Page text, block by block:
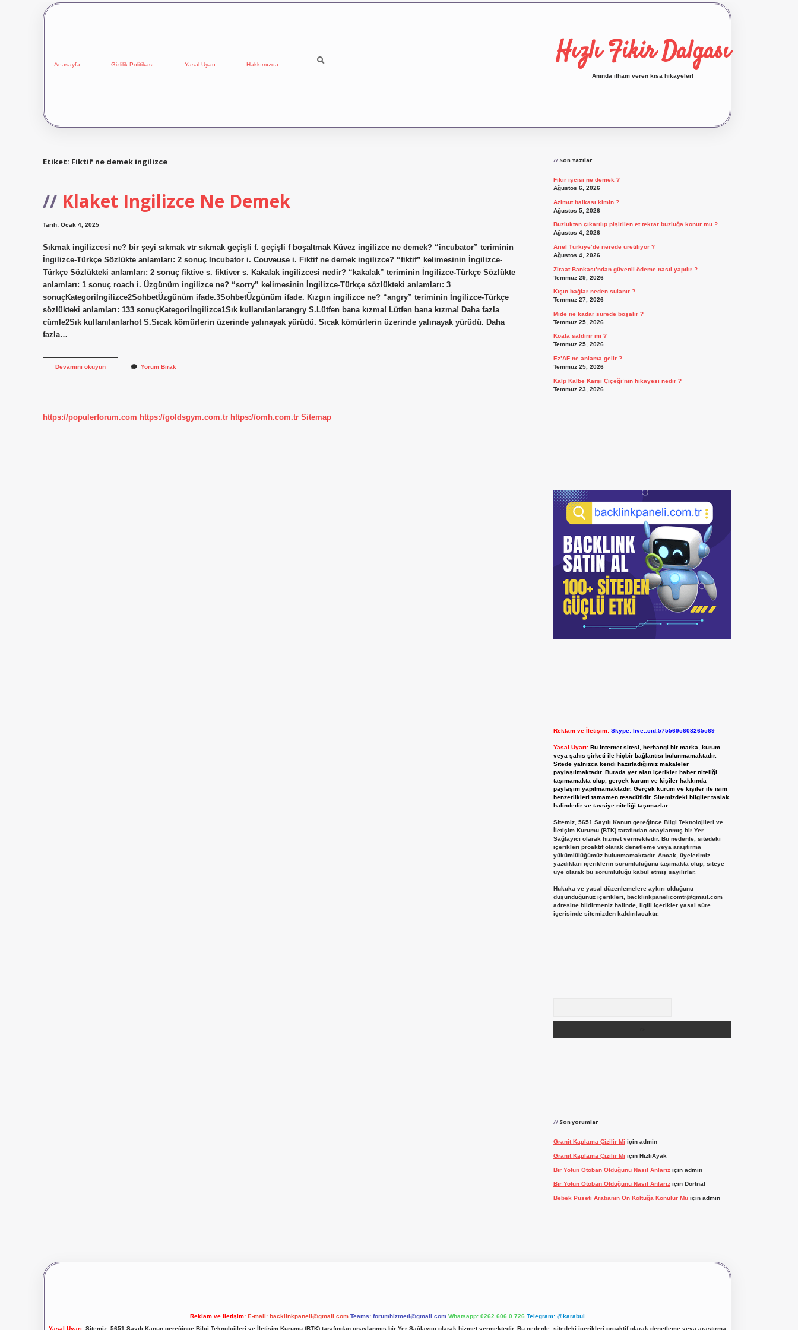
Anasayfa Gizlilik Politikası Yasal Uyarı Hakkımızda Hızlı Fikir Dalgası
Anında ilham veren kısa hikayeler!
Etiket: Fiktif ne demek ingilizce
Klaket Ingilizce Ne Demek
Tarih: Ocak 4, 2025
Sıkmak ingilizcesi ne? bir şeyi sıkmak vtr sıkmak geçişli f. geçişli f boşaltmak Küvez ingilizce ne demek? “incubator” teriminin
İngilizce-Türkçe Sözlükte anlamları: 2 sonuç Incubator i. Couveuse i. Fiktif ne demek ingilizce? “fiktif” kelimesinin İngilizce-
Türkçe Sözlükteki anlamları: 2 sonuç fiktive s. fiktiver s. Kakalak ingilizcesi nedir? “kakalak” teriminin İngilizce-Türkçe Sözlükte
anlamları: 1 sonuç roach i. Üzgünüm ingilizce ne? “sorry” kelimesinin İngilizce-Türkçe sözlükteki anlamları: 3
sonuçKategoriİngilizce2SohbetÜzgünüm ifade.3SohbetÜzgünüm ifade. Kızgın ingilizce ne? “angry” teriminin İngilizce-Türkçe
sözlükteki anlamları: 133 sonuçKategoriİngilizce1Sık kullanılanlarangry S.Lütfen bana kızma! Lütfen bana kızma! Daha fazla
cümle2Sık kullanılanlarhot S.Sıcak kömürlerin üzerinde yalınayak yürüdü. Sıcak kömürlerin üzerinde yalınayak yürüdü. Daha
fazla…
Devamını okuyunKlaket
Ingilizce
Yorum Bırak
https://populerforum.com https://goldsgym.com.tr https://omh.com.tr Sitemap
Son Yazılar
Fikir işcisi ne demek ?
Ağustos 6, 2026
Azimut halkası kimin ?
Ağustos 5, 2026
Buzluktan çıkarılıp pişirilen et tekrar buzluğa konur mu ?
Ağustos 4, 2026
Ariel Türkiye’de nerede üretiliyor ?
Ağustos 4, 2026
Ziraat Bankası’ndan güvenli ödeme nasıl yapılır ?
Temmuz 29, 2026
Kışın bağlar neden sulanır ?
Temmuz 27, 2026
Mide ne kadar sürede boşalır ?
Temmuz 25, 2026
Koala saldirir mi ?
Temmuz 25, 2026
Ez’AF ne anlama gelir ?
Temmuz 25, 2026
Kalp Kalbe Karşı Çiçeği’nin hikayesi nedir ?
Temmuz 23, 2026
Reklam ve İletişim: Skype: live:.cid.575569c608265c69
Yasal Uyarı: Bu internet sitesi, herhangi bir marka, kurum
veya şahıs şirketi ile hiçbir bağlantısı bulunmamaktadır.
Sitede yalnızca kendi hazırladığımız makaleler
paylaşılmaktadır. Burada yer alan içerikler haber niteliği
taşımamakta olup, gerçek kurum ve kişiler hakkında
paylaşım yapılmamaktadır. Gerçek kurum ve kişiler ile isim
benzerlikleri tamamen tesadüfidir. Sitemizdeki bilgiler taslak
halindedir ve tavsiye niteliği taşımazlar.
Sitemiz, 5651 Sayılı Kanun gereğince Bilgi Teknolojileri ve
İletişim Kurumu (BTK) tarafından onaylanmış bir Yer
Sağlayıcı olarak hizmet vermektedir. Bu nedenle, sitedeki
içerikleri proaktif olarak denetleme veya araştırma
yükümlülüğümüz bulunmamaktadır. Ancak, üyelerimiz
yazdıkları içeriklerin sorumluluğunu taşımakta olup, siteye
üye olarak bu sorumluluğu kabul etmiş sayılırlar.
Hukuka ve yasal düzenlemelere aykırı olduğunu
düşündüğünüz içerikleri, backlinkpanelicomtr@gmail.com
adresine bildirmeniz halinde, ilgili içerikler yasal süre
içerisinde sitemizden kaldırılacaktır.
Son yorumlar
Granit Kaplama Çizilir Mi için admin
Granit Kaplama Çizilir Mi için HızlıAyak
Bir Yolun Otoban Olduğunu Nasıl Anlarıziçin admin
Bir Yolun Otoban Olduğunu Nasıl Anlarıziçin Dörtnal
Bebek Puseti Arabanın Ön Koltuğa Konulur Muiçin admin
Reklam ve İletişim: E-mail: backlinkpaneli@gmail.com Teams: forumhizmeti@gmail.com Whatsapp: 0262 606 0 726 Telegram: @karabul
Yasal Uyarı:Sitemiz, 5651 Sayılı Kanun gereğince Bilgi Teknolojileri ve İletişim Kurumu (BTK) tarafından onaylanmış bir Yer Sağlayıcı olarak hizmet vermektedir. Bu nedenle, sitedeki içerikleri proaktif olarak denetleme veya araştırma